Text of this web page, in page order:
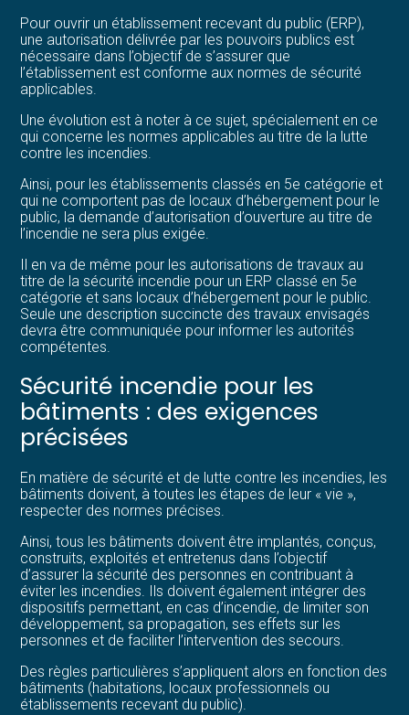
Pour ouvrir un établissement recevant du public (ERP),
une autorisation délivrée par les pouvoirs publics est
nécessaire dans l’objectif de s’assurer que
l’établissement est conforme aux normes de sécurité
applicables.
Une évolution est à noter à ce sujet, spécialement en ce
qui concerne les normes applicables au titre de la lutte
contre les incendies.
Ainsi, pour les établissements classés en 5e catégorie et
qui ne comportent pas de locaux d’hébergement pour le
public, la demande d’autorisation d’ouverture au titre de
l’incendie ne sera plus exigée.
Il en va de même pour les autorisations de travaux au
titre de la sécurité incendie pour un ERP classé en 5e
catégorie et sans locaux d’hébergement pour le public.
Seule une description succincte des travaux envisagés
devra être communiquée pour informer les autorités
compétentes.
Sécurité incendie pour les
bâtiments : des exigences
précisées
En matière de sécurité et de lutte contre les incendies, les
bâtiments doivent, à toutes les étapes de leur « vie »,
respecter des normes précises.
Ainsi, tous les bâtiments doivent être implantés, conçus,
construits, exploités et entretenus dans l’objectif
d’assurer la sécurité des personnes en contribuant à
éviter les incendies. Ils doivent également intégrer des
dispositifs permettant, en cas d’incendie, de limiter son
développement, sa propagation, ses effets sur les
personnes et de faciliter l’intervention des secours.
Des règles particulières s’appliquent alors en fonction des
bâtiments (habitations, locaux professionnels ou
établissements recevant du public).